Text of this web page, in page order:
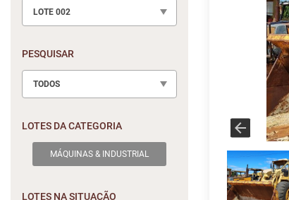
LOTE 002
PESQUISAR
TODOS
LOTES DA CATEGORIA
MÁQUINAS & INDUSTRIAL
LOTES NA SITUAÇÃO